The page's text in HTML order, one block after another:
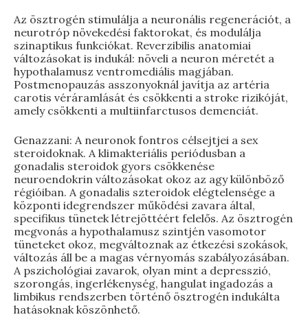
Az ösztrogén stimulálja a neuronális regenerációt, a
neurotróp növekedési faktorokat, és modulálja
szinaptikus funkciókat. Reverzibilis anatomiai
változásokat is indukál: növeli a neuron méretét a
hypothalamusz ventromediális magjában.
Postmenopauzás asszonyoknál javítja az artéria
carotis véráramlását és csökkenti a stroke rizikóját,
amely csökkenti a multiinfarctusos demenciát.
Genazzani: A neuronok fontros célsejtjei a sex
steroidoknak. A klimakteriális periódusban a
gonadalis steroidok gyors csökkenése
neuroendokrin változásokat okoz az agy különböző
régióiban. A gonadalis szteroidok elégtelensége a
központi idegrendszer működési zavara által,
specifikus tünetek létrejöttéért felelős. Az ösztrogén
megvonás a hypothalamusz szintjén vasomotor
tüneteket okoz, megváltoznak az étkezési szokások,
változás áll be a magas vérnyomás szabályozásában.
A pszichológiai zavarok, olyan mint a depresszió,
szorongás, ingerlékenység, hangulat ingadozás a
limbikus rendszerben történő ösztrogén indukálta
hatásoknak köszönhető.